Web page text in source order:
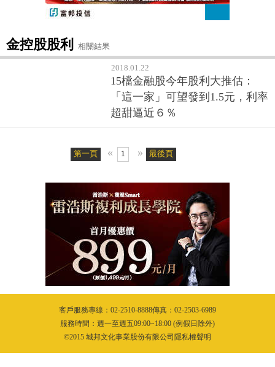
金控股股利 相關結果
2018.01.22
15檔金融股今年股利大推估：
「這一家」可望發到1.5元，利率
超甜逼近６％
第一頁 « 1 » 最後頁
客戶服務專線：02-2510-8888傳真：02-2503-6989
服務時間：週一至週五09:00~18:00 (例假日除外)
©2015 城邦文化事業股份有限公司隱私權聲明